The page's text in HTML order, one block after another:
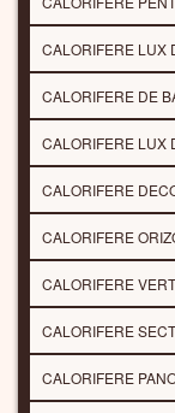
CALORIFERE LUX
CALORIFERE DE
CALORIFERE LUX
CALORIFERE
CALORIFERE
CALORIFERE
CALORIFERE
CALORIFERE